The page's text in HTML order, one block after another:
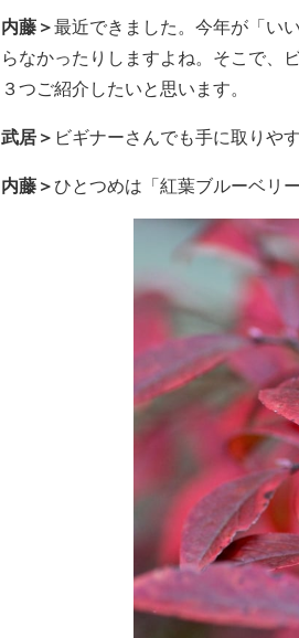
内藤＞最近できました。今年が「い
らなかったりしますよね。そこで、
３つご紹介したいと思います。
武居＞ ビギナーさんでも手に取りや
内藤＞ひとつめは「紅葉ブルーベリー